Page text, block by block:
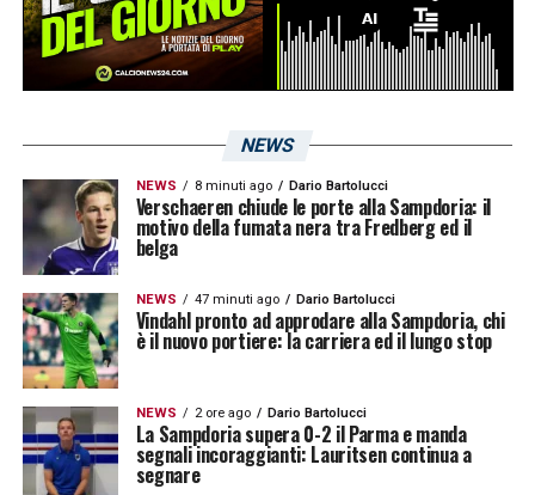
NEWS
NEWS 8 minuti ago Dario Bartolucci
Verschaeren chiude le porte alla Sampdoria: il
motivo della fumata nera tra Fredberg ed il
belga
NEWS 47 minuti ago Dario Bartolucci
Vindahl pronto ad approdare alla Sampdoria, chi
è il nuovo portiere: la carriera ed il lungo stop
NEWS 2 ore ago Dario Bartolucci
La Sampdoria supera 0-2 il Parma e manda
segnali incoraggianti: Lauritsen continua a
segnare